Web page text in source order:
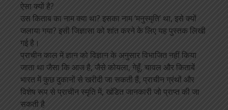
ऐसा क्यों है?
उस किताब का नाम क्या था? इसका नाम ‘मनुस्मृति’ था, इसे क्यों
जलाया गया? इसी जिज्ञासा को शांत करने के लिए यह पुस्तक लिखी
गई है।
प्राचीन काल में ज्ञान को विज्ञान के अनुसार विभाजित नहीं किया
जाता था जैसा कि आज है, जैसे कोयला, गेहूँ, चावल और किताबें
भारत में कुछ दुकानों से खरीदी जा सकती हैं, प्राचीन ग्रंथों और
विशेष रूप से प्राचीन स्मृति में, खंडित जानकारी जो प्राप्त की जा
सकती है